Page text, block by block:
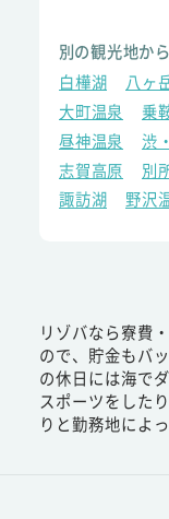
別の観光地か
白樺湖
八ヶ
大町温泉
乗
昼神温泉
渋
志賀高原
別
諏訪湖
野沢
リゾバなら寮費
ので、貯金もバ
の休日には海で
スポーツをした
りと勤務地によ